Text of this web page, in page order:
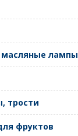
лампы
трости
фруктов